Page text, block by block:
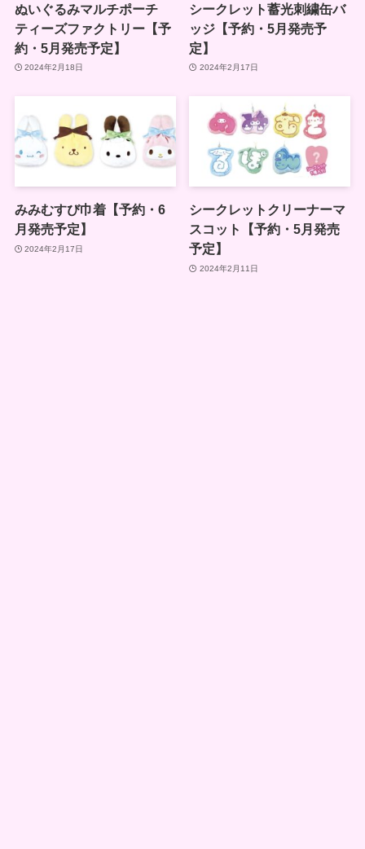
ぬいぐるみマルチポーチ
ティーズファクトリー【予
約・5月発売予定】
2024年2月18日
シークレット蓄光刺繍缶バ
ッジ【予約・5月発売予
定】
2024年2月17日
みみむすび巾着【予約・6
月発売予定】
2024年2月17日
シークレットクリーナーマ
スコット【予約・5月発売
予定】
2024年2月11日